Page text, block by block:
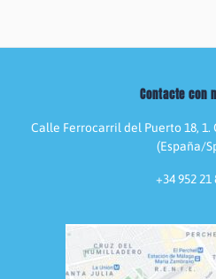
Contacte con
Calle Ferrocarril del Puerto 18, 1.
(España/
+34 952 21